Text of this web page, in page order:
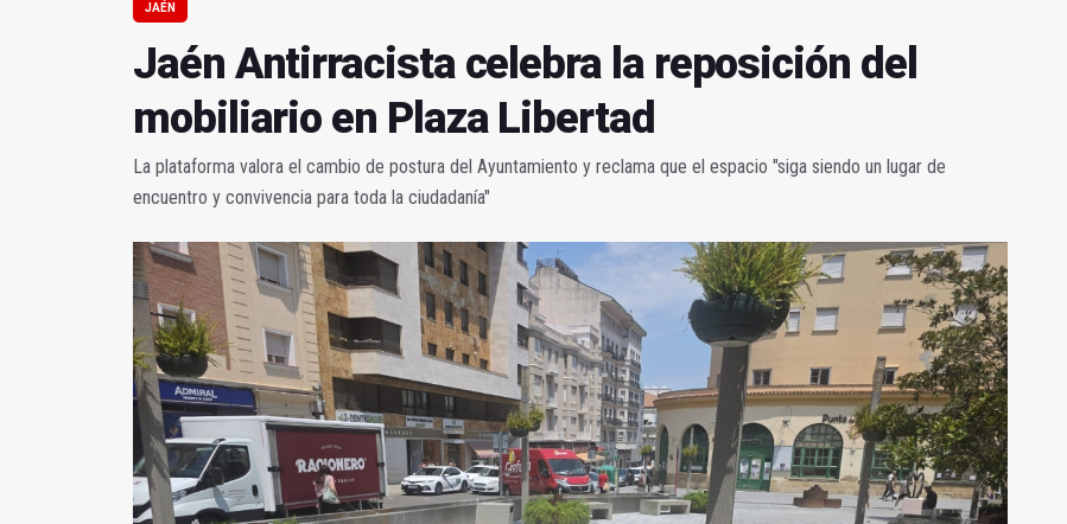
JAÉN
Jaén Antirracista celebra la reposición del
mobiliario en Plaza Libertad
La plataforma valora el cambio de postura del Ayuntamiento y reclama que el espacio "siga siendo un lugar de
encuentro y convivencia para toda la ciudadanía"